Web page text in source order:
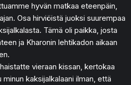
hyvän matkaa eteenpäin,
Osa hirviöistä juoksi suurempaa
Tämä oli paikka, josta
ja Kharonin lehtikadon aikaan
vieraan kissan, kertokaa
kaksijalkalaani ilman, että